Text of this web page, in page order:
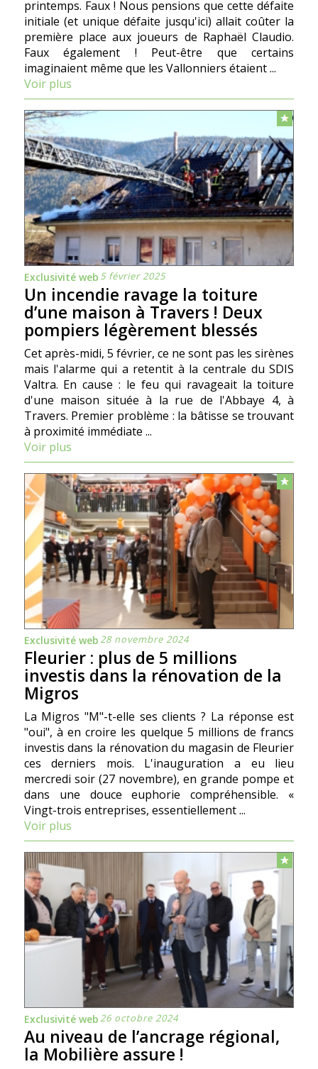
printemps. Faux ! Nous pensions que cette défaite
initiale (et unique défaite jusqu'ici) allait coûter la
première place aux joueurs de Raphaël Claudio.
Faux également ! Peut-être que certains
imaginaient même que les Vallonniers étaient ...
Voir plus
Exclusivité web 5 février 2025
Un incendie ravage la toiture
d’une maison à Travers ! Deux
pompiers légèrement blessés
Cet après-midi, 5 février, ce ne sont pas les sirènes
mais l'alarme qui a retentit à la centrale du SDIS
Valtra. En cause : le feu qui ravageait la toiture
d'une maison située à la rue de l'Abbaye 4, à
Travers. Premier problème : la bâtisse se trouvant
à proximité immédiate ...
Voir plus
Exclusivité web28 novembre 2024
Fleurier : plus de 5 millions
investis dans la rénovation de la
Migros
La Migros "M"-t-elle ses clients ? La réponse est
"oui", à en croire les quelque 5 millions de francs
investis dans la rénovation du magasin de Fleurier
ces derniers mois. L'inauguration a eu lieu
mercredi soir (27 novembre), en grande pompe et
dans une douce euphorie compréhensible. «
Vingt-trois entreprises, essentiellement ...
Voir plus
Exclusivité web26 octobre 2024
Au niveau de l’ancrage régional,
la Mobilière assure !